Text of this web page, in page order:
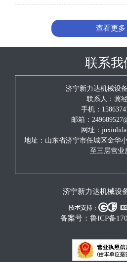
查看更多
联系我
济宁新力达机械设
联系人：冀
手机：
邮箱：
网址：
地址：山东省济宁市任城区金华
至三层营业
济宁新力达机械设
备案号： 鲁ICP备